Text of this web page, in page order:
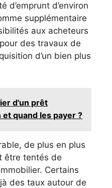
d’emprunt d’environ
supplémentaire
aux acheteurs
des travaux de
d’un bien plus
d'un prêt
quand les payer ?
de plus en plus
être tentés de
Certains
des taux autour de